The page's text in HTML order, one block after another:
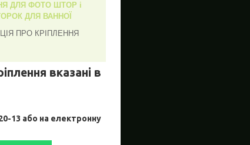
ДЛЯ ФОТО ШТОР і
ДЛЯ ВАННОЇ
ПРО КРІПЛЕННЯ
вказані в
або на електронну